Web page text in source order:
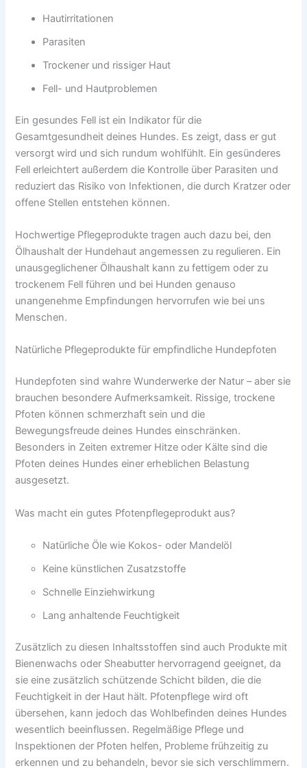
Hautirritationen
Parasiten
Trockener und rissiger Haut
Fell- und Hautproblemen
Ein gesundes Fell ist ein Indikator für die
Gesamtgesundheit deines Hundes. Es zeigt, dass er gut
versorgt wird und sich rundum wohlfühlt. Ein gesünderes
Fell erleichtert außerdem die Kontrolle über Parasiten und
reduziert das Risiko von Infektionen, die durch Kratzer oder
offene Stellen entstehen können.
Hochwertige Pflegeprodukte tragen auch dazu bei, den
Ölhaushalt der Hundehaut angemessen zu regulieren. Ein
unausgeglichener Ölhaushalt kann zu fettigem oder zu
trockenem Fell führen und bei Hunden genauso
unangenehme Empfindungen hervorrufen wie bei uns
Menschen.
Natürliche Pflegeprodukte für empfindliche Hundepfoten
Hundepfoten sind wahre Wunderwerke der Natur – aber sie
brauchen besondere Aufmerksamkeit. Rissige, trockene
Pfoten können schmerzhaft sein und die
Bewegungsfreude deines Hundes einschränken.
Besonders in Zeiten extremer Hitze oder Kälte sind die
Pfoten deines Hundes einer erheblichen Belastung
ausgesetzt.
Was macht ein gutes Pfotenpflegeprodukt aus?
Natürliche Öle wie Kokos- oder Mandelöl
Keine künstlichen Zusatzstoffe
Schnelle Einziehwirkung
Lang anhaltende Feuchtigkeit
Zusätzlich zu diesen Inhaltsstoffen sind auch Produkte mit
Bienenwachs oder Sheabutter hervorragend geeignet, da
sie eine zusätzlich schützende Schicht bilden, die die
Feuchtigkeit in der Haut hält. Pfotenpflege wird oft
übersehen, kann jedoch das Wohlbefinden deines Hundes
wesentlich beeinflussen. Regelmäßige Pflege und
Inspektionen der Pfoten helfen, Probleme frühzeitig zu
erkennen und zu behandeln, bevor sie sich verschlimmern.